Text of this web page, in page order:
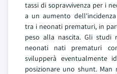
tassi di sopravvivenza per i
a un aumento
tra i neonati prematuri, in
peso alla nascita. Gli studi
neonati nati prematuri
svilupperà eventualmente
posizionare uno shunt. Man